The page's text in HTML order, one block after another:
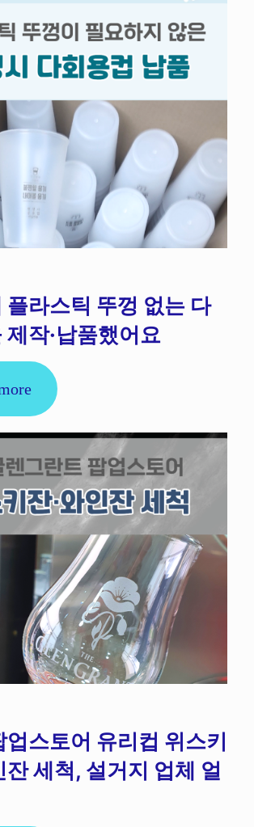
플라스틱 뚜껑 없는 다
제작·납품했어요
업스토어 유리컵 위스키
잔 세척, 설거지 업체 얼